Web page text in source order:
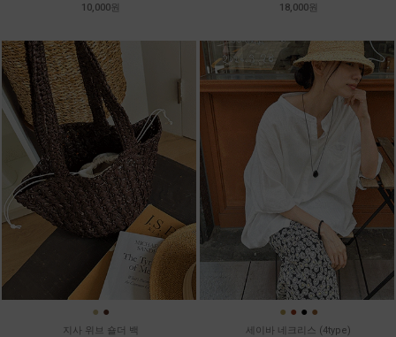
10,000원
18,000원
● ●
지사 위브 숄더 백
● ● ● ●
세이바 네크리스 (4type)